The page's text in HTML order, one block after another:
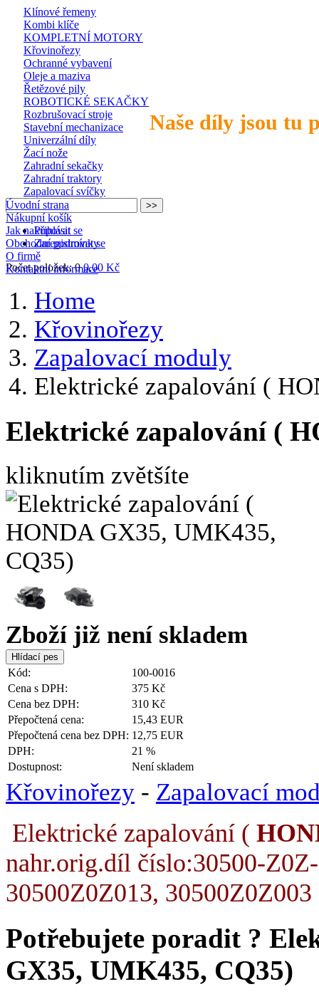
Naše díly jsou tu
Klínové řemeny
Kombi klíče
KOMPLETNÍ MOTORY
Křovinořezy
Ochranné vybavení
Oleje a maziva
Řetězové pily
ROBOTICKÉ SEKAČKY
Rozbrušovací stroje
Stavební mechanizace
Univerzální díly
Žací nože
Zahradní sekačky
Zahradní traktory
Zapalovací svíčky
Přihlásit se
Zaregistrovat se
Počet položek: 0 0,00 Kč
Úvodní strana
Nákupní košík
Jak nakupovat
Obchodní podmínky
O firmě
Kontaktní informace
Home
Křovinořezy
Zapalovací moduly
Elektrické zapalování (
Elektrické zapalování (
kliknutím zvětšíte
Zboží již není skladem
Kód:
100-0016
Cena s DPH:
375 Kč
Cena bez DPH:
310 Kč
Přepočtená cena:
15,43 EUR
Přepočtená cena bez DPH: 12,75 EUR
DPH:
21 %
Dostupnost:
Není skladem
Křovinořezy - Zapalovací
Elektrické zapalování (
nahr.orig.díl číslo:30500-
30500Z0Z013, 30500Z0Z003
Potřebujete poradit ?
GX35, UMK435, CQ35)